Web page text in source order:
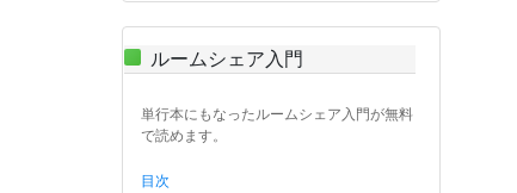
ルームシェア入門
単行本にもなったルームシェア入門が無料
で読めます。
目次